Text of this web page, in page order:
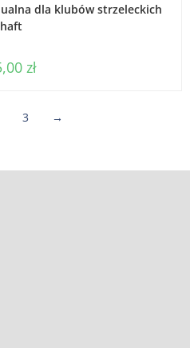
dla klubów strzeleckich
haft
zł
3 →